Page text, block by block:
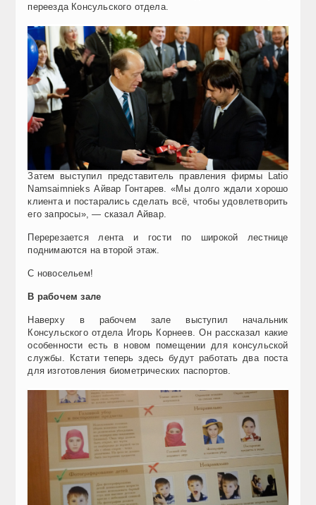
переезда Консульского отдела.
Затем выступил представитель правления фирмы Latio
Namsaimnieks Айвар Гонтарев. «Мы долго ждали хорошо
клиента и постарались сделать всё, чтобы удовлетворить
его запросы», — сказал Айвар.
Перерезается лента и гости по широкой лестнице
поднимаются на второй этаж.
С новосельем!
В рабочем зале
Наверху в рабочем зале выступил начальник
Консульского отдела Игорь Корнеев. Он рассказал какие
особенности есть в новом помещении для консульской
службы. Кстати теперь здесь будут работать два поста
для изготовления биометрических паспортов.